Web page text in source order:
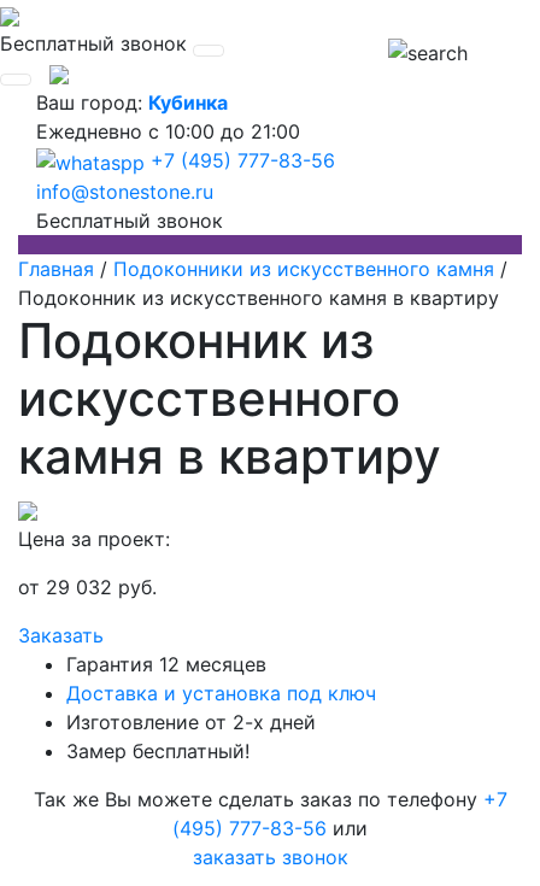
Бесплатный звонок
Ваш город: Кубинка
Ежедневно с 10:00 до 21:00
+7 (495) 777-83-56
info@stonestone.ru
Бесплатный звонок
Главная / Подоконники из искусственного камня /
Подоконник из искусственного камня в квартиру
Подоконник из
искусственного
камня в квартиру
Цена за проект:
от 29 032 руб.
Заказать
Гарантия 12 месяцев
Доставка и установка под ключ
Изготовление от 2-х дней
Замер бесплатный!
Так же Вы можете сделать заказ по телефону +7
(495) 777-83-56 или
заказать звонок